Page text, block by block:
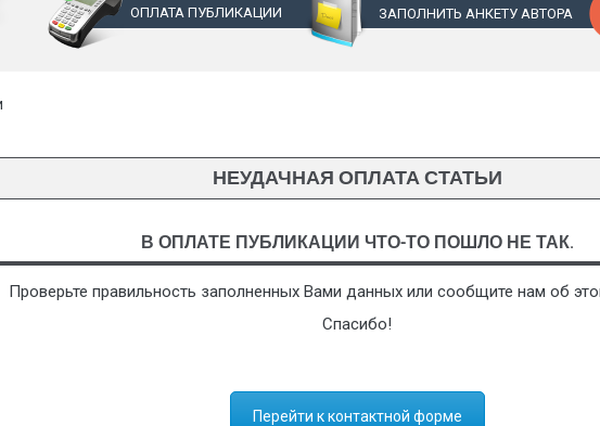
ОПЛАТА ПУБЛИКАЦИИ ЗАПОЛНИТЬ АНКЕТУ АВТОРА
НЕУДАЧНАЯ ОПЛАТА СТАТЬИ
В ОПЛАТЕ ПУБЛИКАЦИИ ЧТО-ТО ПОШЛО НЕ ТАК.
Проверьте правильность заполненных Вами данных или сообщите нам об
Спасибо!
Перейти к контактной форме